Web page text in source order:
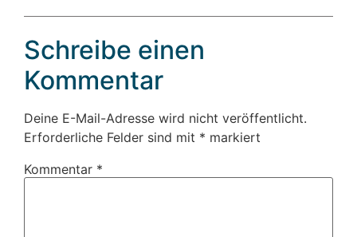
Schreibe einen
Kommentar
Deine E-Mail-Adresse wird nicht veröffentlicht.
Erforderliche Felder sind mit * markiert
Kommentar *